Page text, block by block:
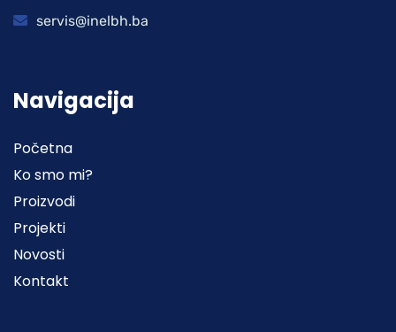
servis@inelbh.ba
Navigacija
Početna
Ko smo mi?
Proizvodi
Projekti
Novosti
Kontakt